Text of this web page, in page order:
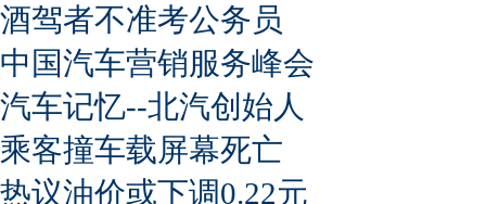
酒驾者不准考公务员
中国汽车营销服务峰会
汽车记忆--北汽创始人
乘客撞车载屏幕死亡
热议油价或下调0.22元